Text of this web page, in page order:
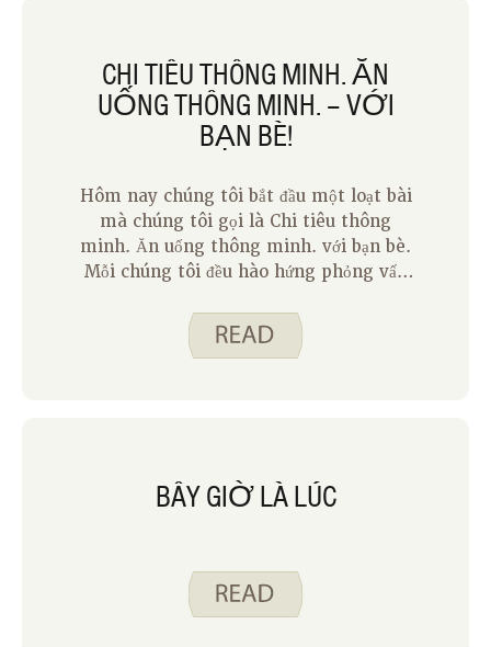
CHI TIÊU THÔNG MINH. ĂN
UỐNG THÔNG MINH. – VỚI
BẠN BÈ!
Hôm nay chúng tôi bắt đầu một loạt bài
mà chúng tôi gọi là Chi tiêu thông
minh. Ăn uống thông minh. với bạn bè.
Mỗi chúng tôi đều hào hứng phỏng vấn
tưởng mà chúng tôi có xu hướng giới
thiệu ở đây. Hãy theo dõi một blog
BÂY GIỜ LÀ LÚC